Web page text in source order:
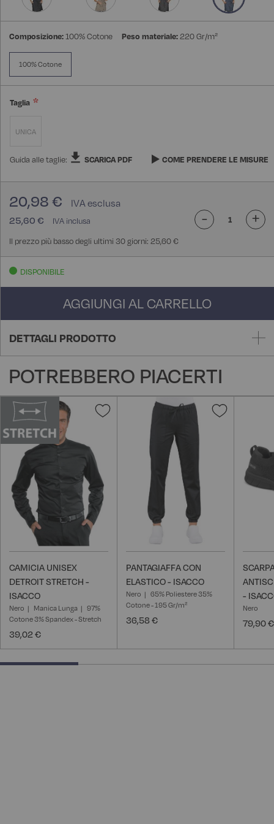
Composizione:100% Cotone Peso materiale:220 Gr/m²
100% Cotone
Taglia
UNICA
Guida alle taglie: SCARICA PDF COME PRENDERE LE MISURE
25,60 €
20,98 €
Il prezzo più basso degli ultimi 30 giorni: 25,60 €
- +
DISPONIBILE
AGGIUNGI AL CARRELLO
DETTAGLI PRODOTTO
POTREBBERO PIACERTI
Aggiungi
CAMICIA UNISEX
DETROIT STRETCH -
ISACCO
Nero Manica Lunga
97%
Cotone 3% Spandex - Stretch
39,02 €
Aggiungi
desideri
PANTAGIAFFA CON
ELASTICO - ISACCO
Nero
65% Poliestere 35%
Cotone - 195 Gr/m²
36,58 €
-
Nero
79,90 €
28.57142857142857% completed